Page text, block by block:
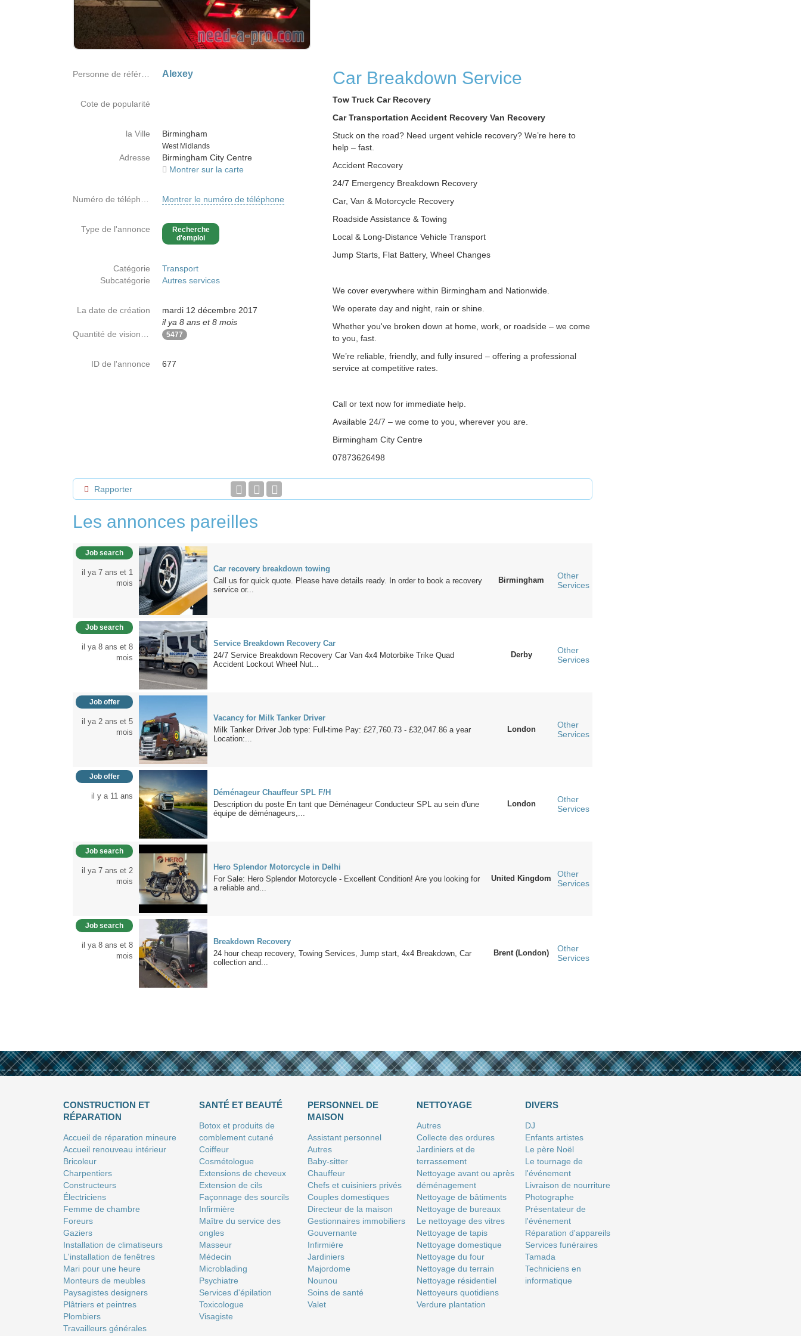
Car Breakdown Service
Tow Truck Car Recovery
Car Transportation Accident Recovery Van Recovery
Stuck on the road? Need urgent vehicle recovery? We’re here to
help – fast.
Accident Recovery
24/7 Emergency Breakdown Recovery
Car, Van & Motorcycle Recovery
Roadside Assistance & Towing
Local & Long-Distance Vehicle Transport
Jump Starts, Flat Battery, Wheel Changes
We cover everywhere within Birmingham and Nationwide.
We operate day and night, rain or shine.
Whether you've broken down at home, work, or roadside – we come
to you, fast.
We’re reliable, friendly, and fully insured – offering a professional
service at competitive rates.
Call or text now for immediate help.
Available 24/7 – we come to you, wherever you are.
Birmingham City Centre
07873626498
Alexey
Cote de popularité
la Ville
Birmingham
Country
West Midlands
Adresse
Birmingham City Centre
Montrer sur la carte
Montrer le numéro de téléphone
Type de l'annonce
Recherche
d'emploi
Catégorie
Transport
Subcatégorie
Autres services
La date de création
mardi 12 décembre 2017
il ya 8 ans et 8 mois
5477
ID de l'annonce 677
Rapporter
Les annonces pareilles
Job search
il ya 7 ans et 1
mois
Car recovery breakdown towing
Call us for quick quote. Please have details ready. In order to book a recovery
service or...
Birmingham
Other
Services
Job search
il ya 8 ans et 8
mois
Service Breakdown Recovery Car
24/7 Service Breakdown Recovery Car Van 4x4 Motorbike Trike Quad
Accident Lockout Wheel Nut...
Derby
Other
Services
Job offer
il ya 2 ans et 5
mois
Vacancy for Milk Tanker Driver
Milk Tanker Driver Job type: Full-time Pay: £27,760.73 - £32,047.86 a year
Location:...
London
Other
Services
Job offer
il y a 11 ans
Déménageur Chauffeur SPL F/H
Description du poste En tant que Déménageur Conducteur SPL au sein d'une
équipe de déménageurs,...
London
Other
Services
Job search
il ya 7 ans et 2
mois
Hero Splendor Motorcycle in Delhi
For Sale: Hero Splendor Motorcycle - Excellent Condition! Are you looking for
a reliable and...
United Kingdom
Other
Services
Job search
il ya 8 ans et 8
mois
Breakdown Recovery
24 hour cheap recovery, Towing Services, Jump start, 4x4 Breakdown, Car
collection and...
Brent (London)
Other
Services
CONSTRUCTION ET
RÉPARATION
Accueil de réparation mineure
Accueil renouveau intérieur
Bricoleur
Charpentiers
Constructeurs
Électriciens
Femme de chambre
Foreurs
Gaziers
Installation de climatiseurs
L'installation de fenêtres
Mari pour une heure
Monteurs de meubles
Paysagistes designers
Plâtriers et peintres
Plombiers
Travailleurs générales
SANTÉ ET BEAUTÉ
Botox et produits de
comblement cutané
Coiffeur
Сosmétologue
Extensions de cheveux
Extension de cils
Façonnage des sourcils
Infirmière
Maître du service des
ongles
Masseur
Médecin
Microblading
Psychiatre
Services d'épilation
Toxicologue
Visagiste
PERSONNEL DE
MAISON
Assistant personnel
Autres
Baby-sitter
Chauffeur
Chefs et cuisiniers privés
Couples domestiques
Directeur de la maison
Gestionnaires immobiliers
Gouvernante
Infirmière
Jardiniers
Majordome
Nounou
Soins de santé
Valet
NETTOYAGE
Autres
Collecte des ordures
Jardiniers et de
terrassement
Nettoyage avant ou après
déménagement
Nettoyage de bâtiments
Nettoyage de bureaux
Le nettoyage des vitres
Nettoyage de tapis
Nettoyage domestique
Nettoyage du four
Nettoyage du terrain
Nettoyage résidentiel
Nettoyeurs quotidiens
Verdure plantation
DIVERS
DJ
Enfants artistes
Le père Noël
Le tournage de
l'événement
Livraison de nourriture
Photographe
Présentateur de
l'événement
Réparation d'appareils
Services funéraires
Tamada
Techniciens en
informatique